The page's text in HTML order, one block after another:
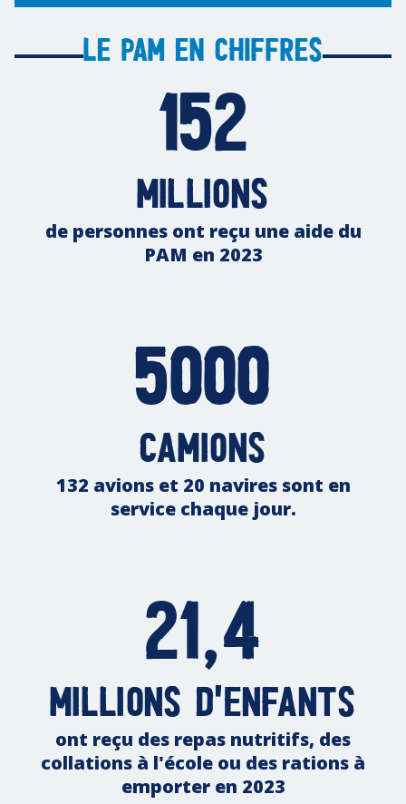
Le PAM en chiffres
152
millions
de personnes ont reçu une aide du
PAM en 2023
5000
camions
132 avions et 20 navires sont en
service chaque jour.
21,4
millions d'enfants
ont reçu des repas nutritifs, des
collations à l'école ou des rations à
emporter en 2023